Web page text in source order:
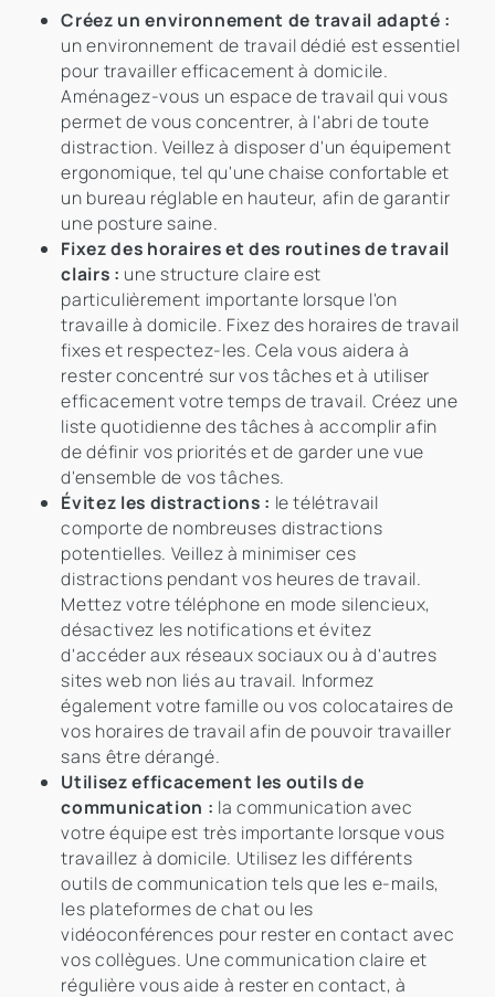
Créez un environnement de travail adapté :
un environnement de travail dédié est essentiel
pour travailler efficacement à domicile.
Aménagez-vous un espace de travail qui vous
permet de vous concentrer, à l'abri de toute
distraction. Veillez à disposer d'un équipement
ergonomique, tel qu'une chaise confortable et
un bureau réglable en hauteur, afin de garantir
une posture saine.
Fixez des horaires et des routines de travail
clairs : une structure claire est
particulièrement importante lorsque l'on
travaille à domicile. Fixez des horaires de travail
fixes et respectez-les. Cela vous aidera à
rester concentré sur vos tâches et à utiliser
efficacement votre temps de travail. Créez une
liste quotidienne des tâches à accomplir afin
de définir vos priorités et de garder une vue
d'ensemble de vos tâches.
Évitez les distractions : le télétravail
comporte de nombreuses distractions
potentielles. Veillez à minimiser ces
distractions pendant vos heures de travail.
Mettez votre téléphone en mode silencieux,
désactivez les notifications et évitez
d'accéder aux réseaux sociaux ou à d'autres
sites web non liés au travail. Informez
également votre famille ou vos colocataires de
vos horaires de travail afin de pouvoir travailler
sans être dérangé.
Utilisez efficacement les outils de
communication : la communication avec
votre équipe est très importante lorsque vous
travaillez à domicile. Utilisez les différents
outils de communication tels que les e-mails,
les plateformes de chat ou les
vidéoconférences pour rester en contact avec
vos collègues. Une communication claire et
régulière vous aide à rester en contact, à